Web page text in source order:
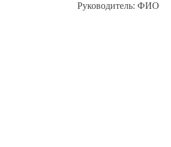
Руководитель: ФИО